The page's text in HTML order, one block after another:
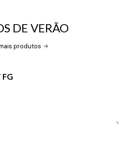
DE VERÃO
produtos